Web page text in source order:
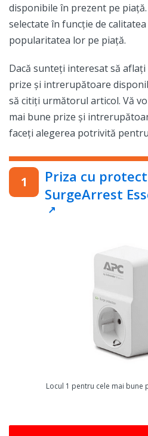
disponibile în prezent pe
selectate în funcție de
popularitatea lor pe piață.
Dacă sunteți interesat să
prize și intrerupătoare
să citiți următorul articol. Vă
mai bune prize și
faceți alegerea potrivită
Priza cu
SurgeArrest
Locul 1 pentru cele mai